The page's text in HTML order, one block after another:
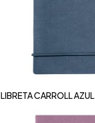
LIBRETA CARROLL AZUL